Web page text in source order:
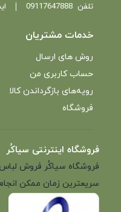
تلفن09117647888
خدمات مشتریان
روش های ارسال
حساب کاربری من
رویه‌های بازگرداندن کالا
فروشگاه
فروشگاه اینترنتی سیاکُر
سریعترین زمان ممکن